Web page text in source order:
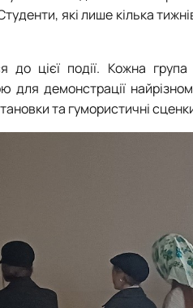
які лише кілька
до цієї події. Кожна
демонстрації
та гумористичні